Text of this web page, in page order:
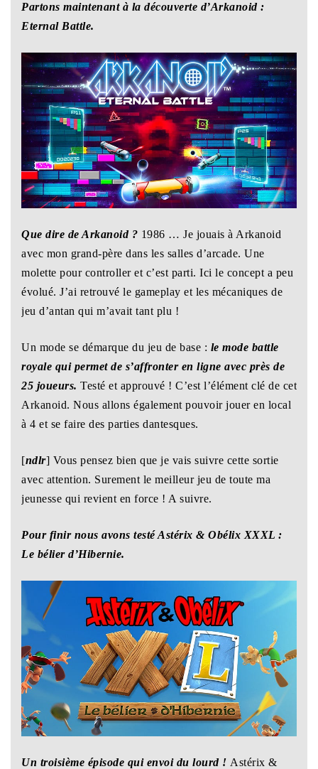
Partons maintenant à la découverte d’Arkanoid :
Eternal Battle.
Que dire de Arkanoid ? 1986 … Je jouais à Arkanoid
avec mon grand-père dans les salles d’arcade. Une
molette pour controller et c’est parti. Ici le concept a peu
évolué. J’ai retrouvé le gameplay et les mécaniques de
jeu d’antan qui m’avait tant plu !
Un mode se démarque du jeu de base : le mode battle
royale qui permet de s’affronter en ligne avec près de
25 joueurs. Testé et approuvé ! C’est l’élément clé de cet
Arkanoid. Nous allons également pouvoir jouer en local
à 4 et se faire des parties dantesques.
[ndlr] Vous pensez bien que je vais suivre cette sortie
avec attention. Surement le meilleur jeu de toute ma
jeunesse qui revient en force ! A suivre.
Pour finir nous avons testé Astérix & Obélix XXXL :
Le bélier d’Hibernie.
Un troisième épisode qui envoi du lourd ! Astérix &